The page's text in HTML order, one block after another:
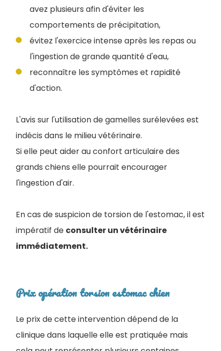
avez plusieurs afin d'éviter les
comportements de précipitation,
évitez l'exercice intense après les repas ou
l'ingestion de grande quantité d'eau,
reconnaître les symptômes et rapidité
d'action.
L'avis sur l'utilisation de gamelles surélevées est
indécis dans le milieu vétérinaire.
Si elle peut aider au confort articulaire des
grands chiens elle pourrait encourager
l'ingestion d'air.
En cas de suspicion de torsion de l'estomac, il est
impératif de consulter un vétérinaire
immédiatement.
Prix opération torsion estomac chien
Le prix de cette intervention dépend de la
clinique dans laquelle elle est pratiquée mais